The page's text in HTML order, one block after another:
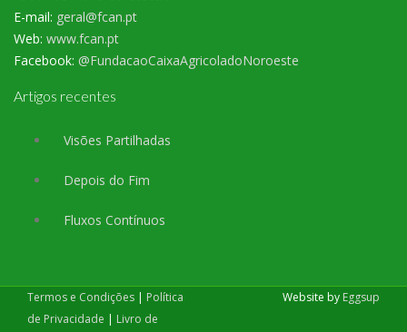
E-mail: geral@fcan.pt
Web: www.fcan.pt
Facebook: @FundacaoCaixaAgricoladoNoroeste
Artigos recentes
Visões Partilhadas
Depois do Fim
Fluxos Contínuos
Termos e Condições | Política
de Privacidade | Livro de
Website by Eggsup